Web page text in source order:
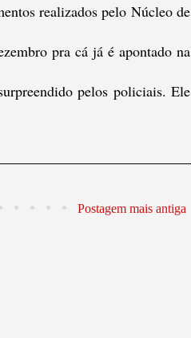
realizados pelo Núcleo de
pra cá já é apontado na
pelos policiais. Ele
Postagem mais antiga